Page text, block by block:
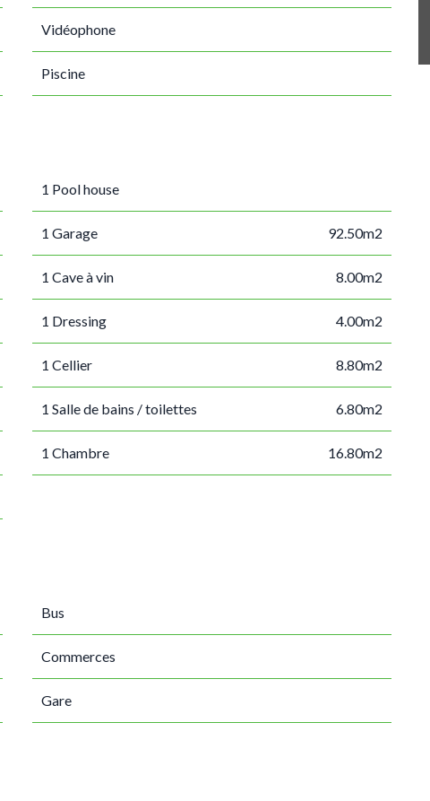
Vidéophone
Piscine
1 Pool house
1 Garage 92.50m2
1 Cave à vin 8.00m2
1 Dressing 4.00m2
1 Cellier 8.80m2
1 Salle de bains / toilettes 6.80m2
1 Chambre 16.80m2
Bus
Commerces
Gare